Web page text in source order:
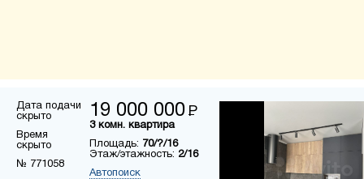
Дата подачи
скрыто
Время
скрыто
№ 771058
19 000 000 Р
3 комн. квартира
Площадь: 70/?/16
Этаж/этажность: 2/16
Автопоиск